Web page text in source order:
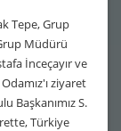
Tepe, Grup
Müdürü
İnceçayır ve
ziyaret
Başkanımız S.
Türkiye